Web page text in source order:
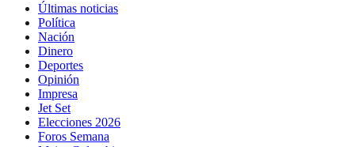
Últimas noticias
Política
Nación
Dinero
Deportes
Opinión
Impresa
Jet Set
Elecciones 2026
Foros Semana